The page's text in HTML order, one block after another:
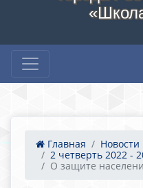
Главная Новости
2 четверть 2022 -
О защите